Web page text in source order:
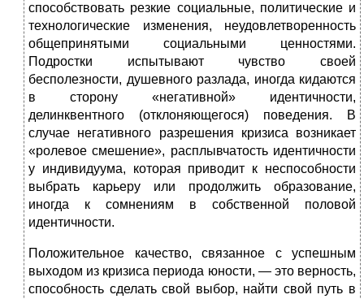
способствовать резкие социальные, политические и
технологические изменения, неудовлетворенность
общепринятыми социальными ценностями.
Подростки испытывают чувство своей
бесполезности, душевного разлада, иногда кидаются
в сторону «негативной» идентичности,
делинквентного (отклоняющегося) поведения. В
случае негативного разрешения кризиса возникает
«ролевое смешение», расплывчатость идентичности
у индивидуума, которая приводит к неспособности
выбрать карьеру или продолжить образование,
иногда к сомнениям в собственной половой
идентичности.
Положительное качество, связанное с успешным
выходом из кризиса периода юности, — это верность,
способность сделать свой выбор, найти свой путь в